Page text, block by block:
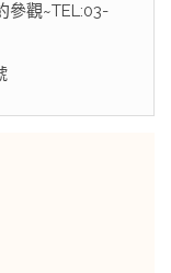
參觀~TEL:03-